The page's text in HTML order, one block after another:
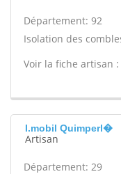
Département: 92
Isolation des
Voir la fiche artisan :
I.mobil Quimperl�
Artisan
Département: 29